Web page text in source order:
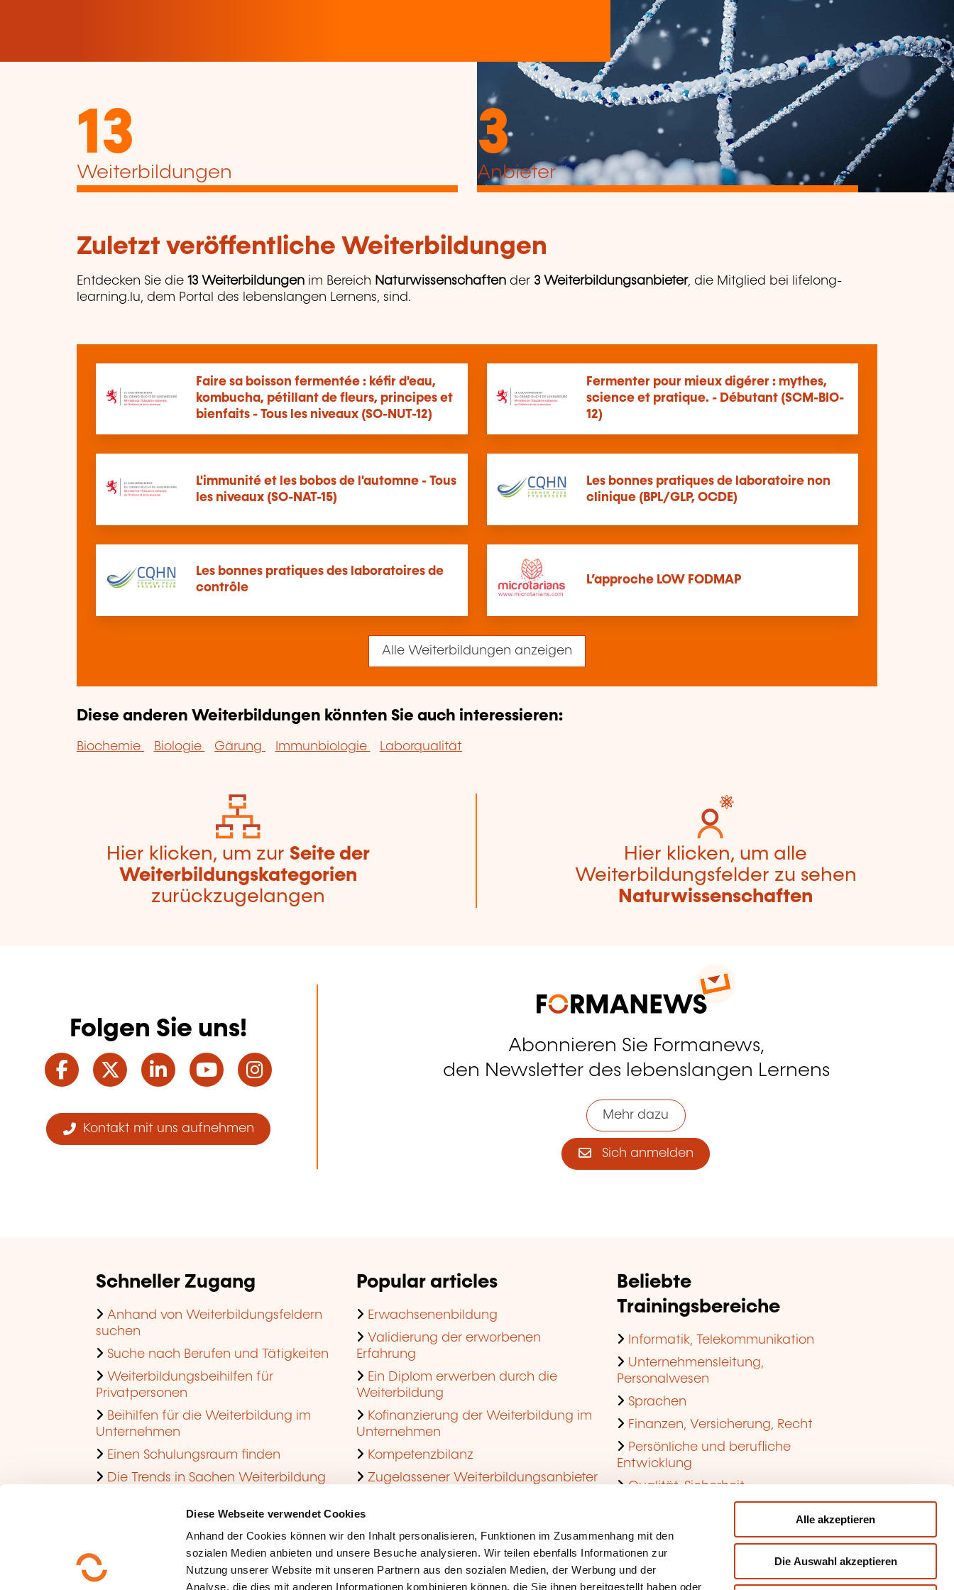
Diese Webseite verwendet Cookies
Anhand der Cookies können wir den Inhalt personalisieren, Funktionen im Zusammenhang mit den
sozialen Medien anbieten und unsere Besuche analysieren. Wir teilen ebenfalls Informationen zur
Nutzung unserer Website mit unseren Partnern aus den sozialen Medien, der Werbung und der
Analyse, die dies mit anderen Informationen kombinieren können, die Sie ihnen bereitgestellt haben oder
Alle akzeptieren
Die Auswahl akzeptieren
13
Weiterbildungen
3
Anbieter
Zuletzt veröffentliche Weiterbildungen
Entdecken Sie die 13 Weiterbildungen im Bereich Naturwissenschaften der 3 Weiterbildungsanbieter, die Mitglied bei lifelong-
learning.lu, dem Portal des lebenslangen Lernens, sind.
Faire sa boisson fermentée : kéfir d'eau,
kombucha, pétillant de fleurs, principes et
bienfaits - Tous les niveaux (SO-NUT-12)
Fermenter pour mieux digérer : mythes,
science et pratique. - Débutant (SCM-BIO-
12)
L'immunité et les bobos de l'automne - Tous
les niveaux (SO-NAT-15)
Les bonnes pratiques de laboratoire non
clinique (BPL/GLP, OCDE)
Les bonnes pratiques des laboratoires de
contrôle
L’approche LOW FODMAP
Alle Weiterbildungen anzeigen
Diese anderen Weiterbildungen könnten Sie auch interessieren:
Biochemie Biologie Gärung Immunbiologie Laborqualität
Hier klicken, um zur Seite der
Weiterbildungskategorien
zurückzugelangen
Hier klicken, um alle
Weiterbildungsfelder zu sehen
Naturwissenschaften
Folgen Sie uns!
Facebook
TwitterLinkedInYouTube
Kontakt mit uns aufnehmen
Abonnieren Sie Formanews,
den Newsletter des lebenslangen Lernens
Mehr dazu
Sich anmelden
Schneller Zugang
Anhand von Weiterbildungsfeldern
suchen
Suche nach Berufen und Tätigkeiten
Weiterbildungsbeihilfen für
Privatpersonen
Beihilfen für die Weiterbildung im
Unternehmen
Einen Schulungsraum finden
Die Trends in Sachen Weiterbildung
Popular articles
Erwachsenenbildung
Validierung der erworbenen
Erfahrung
Ein Diplom erwerben durch die
Weiterbildung
Kofinanzierung der Weiterbildung im
Unternehmen
Kompetenzbilanz
Zugelassener Weiterbildungsanbieter
Beliebte
Trainingsbereiche
Informatik, Telekommunikation
Unternehmensleitung,
Personalwesen
Sprachen
Finanzen, Versicherung, Recht
Persönliche und berufliche
Entwicklung
Qualität, Sicherheit